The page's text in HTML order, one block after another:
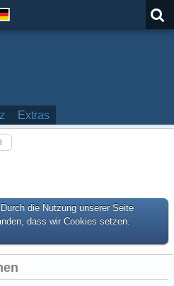
Extras
die Nutzung unserer Seite
dass wir Cookies setzen.